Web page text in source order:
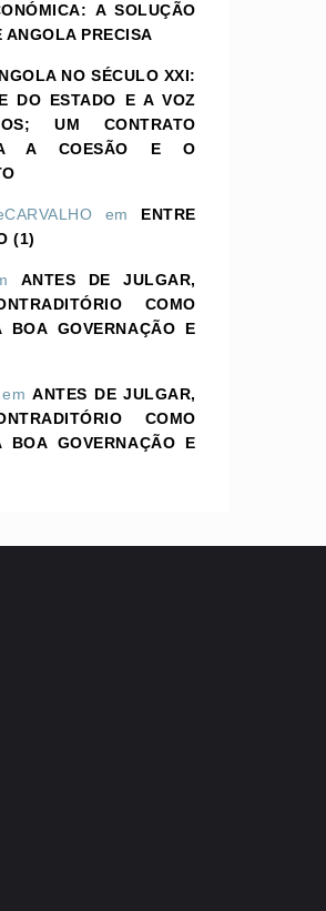
A SOLUÇÃO
ANGOLA PRECISA
NO SÉCULO XXI:
DO ESTADO E A VOZ
UM CONTRATO
A COESÃO E O
em ENTRE
(1)
ANTES DE JULGAR,
COMO
BOA GOVERNAÇÃO E
emANTES DE JULGAR,
COMO
BOA GOVERNAÇÃO E